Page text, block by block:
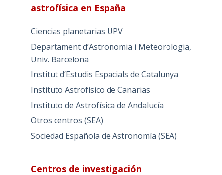
astrofísica en España
Ciencias planetarias UPV
Departament d’Astronomia i Meteorologia,
Univ. Barcelona
Institut d’Estudis Espacials de Catalunya
Instituto Astrofísico de Canarias
Instituto de Astrofísica de Andalucía
Otros centros (SEA)
Sociedad Española de Astronomía (SEA)
Centros de investigación